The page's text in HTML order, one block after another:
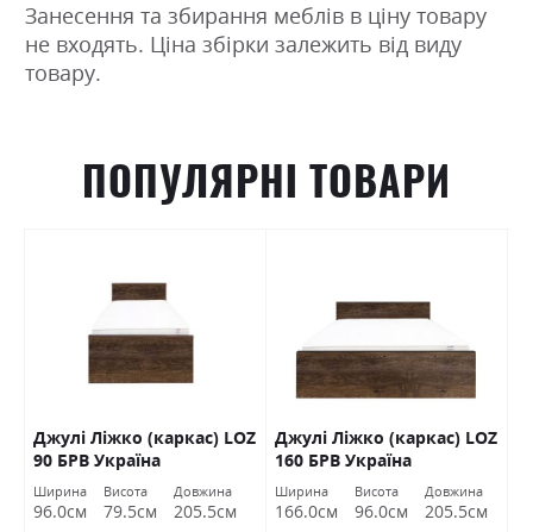
Занесення та збирання меблів в ціну товару
не входять. Ціна збірки залежить від виду
товару.
ПОПУЛЯРНІ ТОВАРИ
Джулі Ліжко (каркас) LOZ
90 БРВ Україна
Ширина
96.0см
Висота
79.5см
Довжина
205.5см
Джулі Ліжко (каркас) LOZ
160 БРВ Україна
Ширина
166.0см
Висота
96.0см
Довжина
205.5см